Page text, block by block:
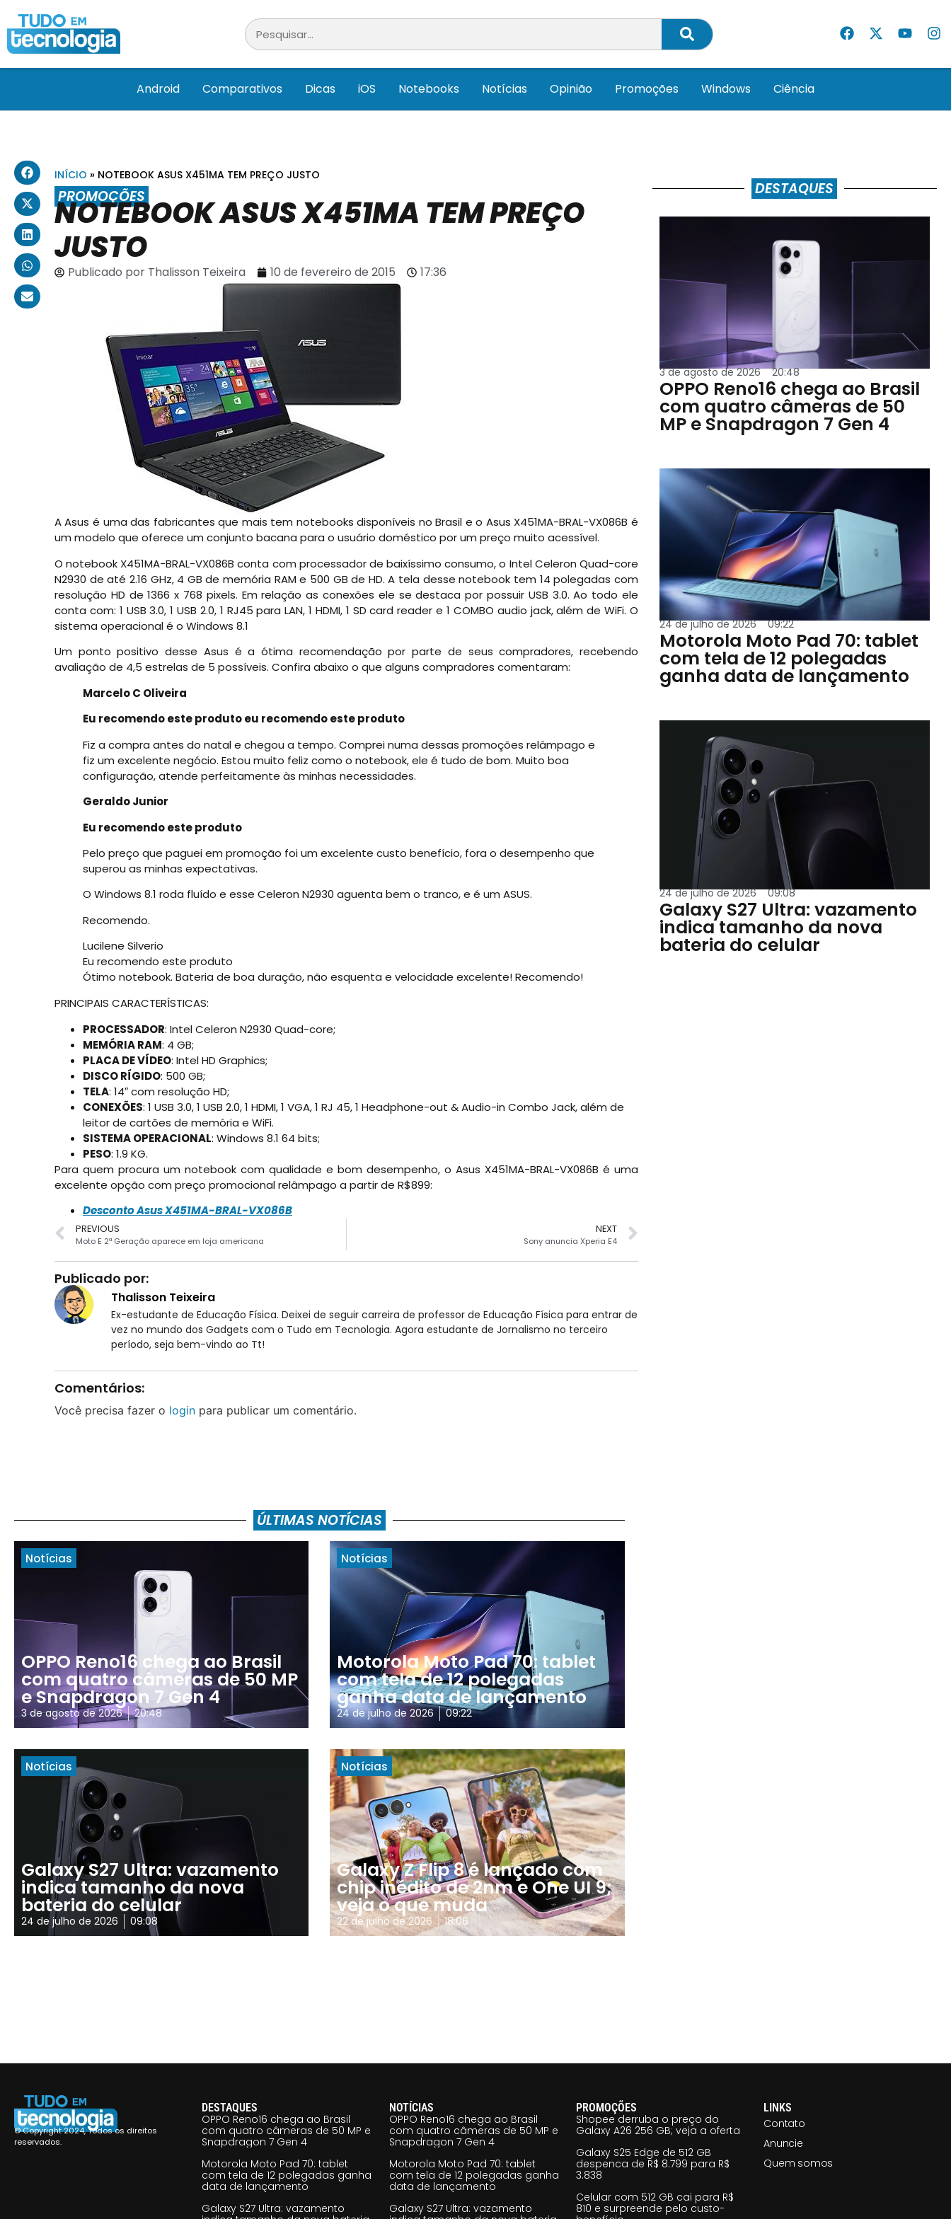
Android Comparativos Dicas iOS Notebooks Notícias Opinião Promoções Windows Ciência
INÍCIO » NOTEBOOK ASUS X451MA TEM PREÇO JUSTO
PROMOÇÕES
NOTEBOOK ASUS X451MA TEM PREÇO
JUSTO
Publicado porThalisson Teixeira 10 de fevereiro de 2015 17:36
A Asus é uma das fabricantes que mais tem notebooks disponíveis no Brasil e o Asus X451MA-BRAL-VX086B é
um modelo que oferece um conjunto bacana para o usuário doméstico por um preço muito acessível.
O notebook X451MA-BRAL-VX086B conta com processador de baixíssimo consumo, o Intel Celeron Quad-core
N2930 de até 2.16 GHz, 4 GB de memória RAM e 500 GB de HD. A tela desse notebook tem 14 polegadas com
resolução HD de 1366 x 768 pixels. Em relação as conexões ele se destaca por possuir USB 3.0. Ao todo ele
conta com: 1 USB 3.0, 1 USB 2.0, 1 RJ45 para LAN, 1 HDMI, 1 SD card reader e 1 COMBO audio jack, além de WiFi. O
sistema operacional é o Windows 8.1
Um ponto positivo desse Asus é a ótima recomendação por parte de seus compradores, recebendo
avaliação de 4,5 estrelas de 5 possíveis. Confira abaixo o que alguns compradores comentaram:
Marcelo C Oliveira
Eu recomendo este produtoeu recomendo este produto
Fiz a compra antes do natal e chegou a tempo. Comprei numa dessas promoções relâmpago e
fiz um excelente negócio. Estou muito feliz como o notebook, ele é tudo de bom. Muito boa
configuração, atende perfeitamente às minhas necessidades.
Geraldo Junior
Eu recomendo este produto
Pelo preço que paguei em promoção foi um excelente custo benefício, fora o desempenho que
superou as minhas expectativas.
O Windows 8.1 roda fluído e esse Celeron N2930 aguenta bem o tranco, e é um ASUS.
Recomendo.
Lucilene Silverio
Eu recomendo este produto
Ótimo notebook. Bateria de boa duração, não esquenta e velocidade excelente! Recomendo!
PRINCIPAIS CARACTERÍSTICAS:
PROCESSADOR: Intel Celeron N2930 Quad-core;
MEMÓRIA RAM: 4 GB;
PLACA DE VÍDEO: Intel HD Graphics;
DISCO RÍGIDO: 500 GB;
TELA: 14″ com resolução HD;
CONEXÕES: 1 USB 3.0, 1 USB 2.0, 1 HDMI, 1 VGA, 1 RJ 45, 1 Headphone-out & Audio-in Combo Jack, além de
leitor de cartões de memória e WiFi.
SISTEMA OPERACIONAL: Windows 8.1 64 bits;
PESO: 1.9 KG.
Para quem procura um notebook com qualidade e bom desempenho, o Asus X451MA-BRAL-VX086B é uma
excelente opção com preço promocional relâmpago a partir de R$899:
Desconto Asus X451MA-BRAL-VX086B
PREVIOUS
Moto E 2ª Geração aparece em loja americana
NEXT
Sony anuncia Xperia E4
Publicado por:
Thalisson Teixeira
Ex-estudante de Educação Física. Deixei de seguir carreira de professor de Educação Física para entrar de
vez no mundo dos Gadgets com o Tudo em Tecnologia. Agora estudante de Jornalismo no terceiro
período, seja bem-vindo ao Tt!
Comentários:
Você precisa fazer o loginpara publicar um comentário.
DESTAQUES
3 de agosto de 2026 20:48
OPPO Reno16 chega ao Brasil
com quatro câmeras de 50
MP e Snapdragon 7 Gen 4
24 de julho de 2026 09:22
Motorola Moto Pad 70: tablet
com tela de 12 polegadas
ganha data de lançamento
24 de julho de 2026 09:08
Galaxy S27 Ultra: vazamento
indica tamanho da nova
bateria do celular
ÚLTIMAS NOTÍCIAS
Notícias
OPPO Reno16 chega ao Brasil
com quatro câmeras de 50 MP
e Snapdragon 7 Gen 4
3 de agosto de 2026 20:48
Notícias
Motorola Moto Pad 70: tablet
com tela de 12 polegadas
ganha data de lançamento
24 de julho de 2026 09:22
Notícias
Galaxy S27 Ultra: vazamento
indica tamanho da nova
bateria do celular
24 de julho de 2026 09:08
Notícias
Galaxy Z Flip 8 é lançado com
chip inédito de 2nm e One UI 9;
veja o que muda
22 de julho de 2026 18:06
© Copyright 2024, Todos os direitos
reservados.
DESTAQUES
OPPO Reno16 chega ao Brasil
com quatro câmeras de 50 MP e
Snapdragon 7 Gen 4
Motorola Moto Pad 70: tablet
com tela de 12 polegadas ganha
data de lançamento
Galaxy S27 Ultra: vazamento
NOTÍCIAS
OPPO Reno16 chega ao Brasil
com quatro câmeras de 50 MP e
Snapdragon 7 Gen 4
Motorola Moto Pad 70: tablet
com tela de 12 polegadas ganha
data de lançamento
Galaxy S27 Ultra: vazamento
PROMOÇÕES
Shopee derruba o preço do
Galaxy A26 256 GB; veja a oferta
Galaxy S25 Edge de 512 GB
despenca de R$ 8.799 para R$
3.838
Celular com 512 GB cai para R$
810 e surpreende pelo custo-
LINKS
Contato
Anuncie
Quem somos